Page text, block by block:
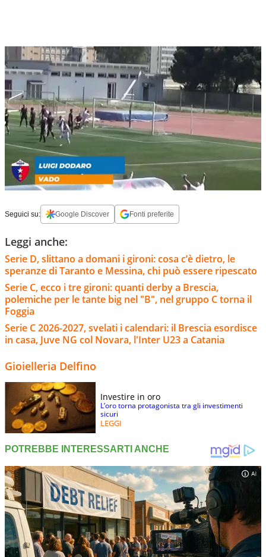
Seguici su: Google Discover Fonti preferite
Leggi anche:
Serie D, slittano a domani i gironi: cosa c’è dietro, le
speranze di Taranto e Messina, chi può essere ripescato
Serie C, ecco i tre gironi: quanti derby a Brescia,
polemiche per le tante big nel "B", nel gruppo C torna il
Foggia
Serie C 2026-2027, svelati i calendari: il Brescia esordisce
in casa, Juve NG col Novara, l'Inter U23 a Catania
Gioielleria Delfino
Investire in oro
L’oro torna protagonista tra gli investimenti
sicuri
LEGGI